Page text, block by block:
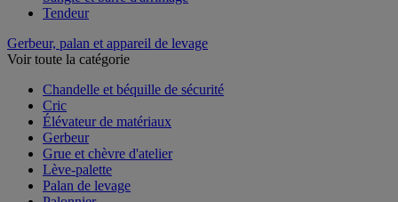
Tendeur
Gerbeur, palan et appareil de levage
Voir toute la catégorie
Chandelle et béquille de sécurité
Cric
Élévateur de matériaux
Gerbeur
Grue et chèvre d'atelier
Lève-palette
Palan de levage